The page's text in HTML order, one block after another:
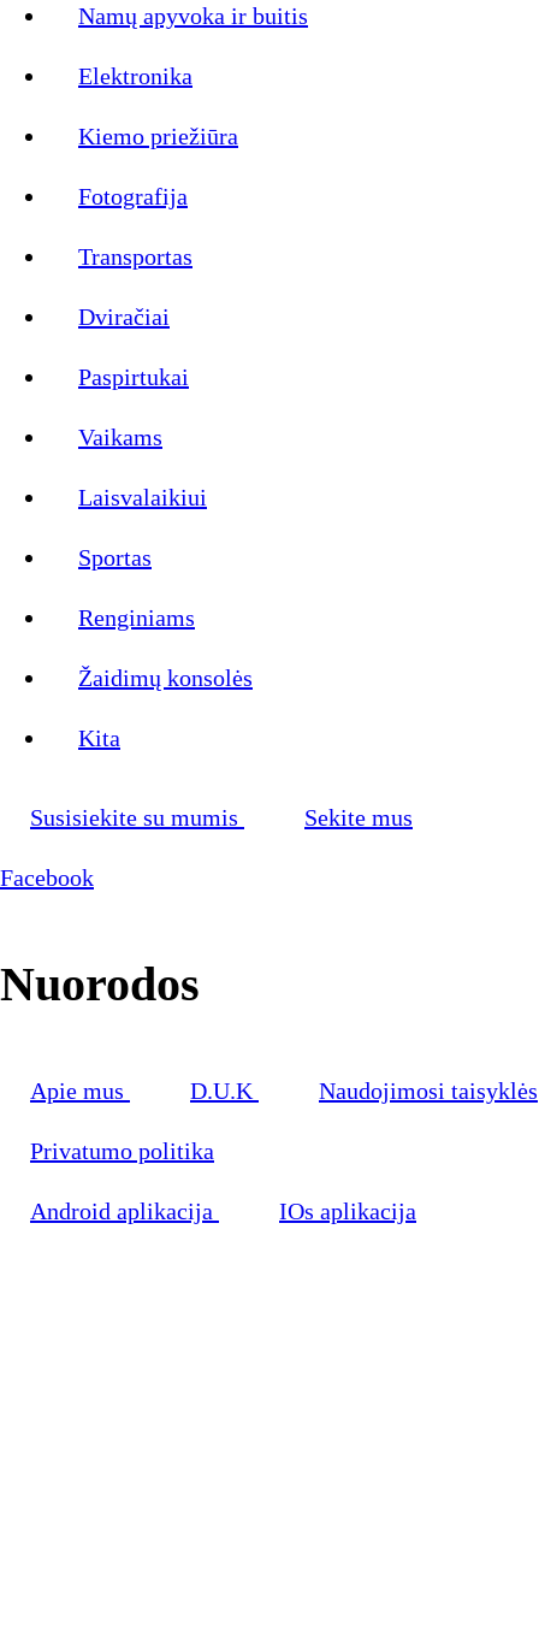
Namų apyvoka ir buitis
Elektronika
Kiemo priežiūra
Fotografija
Transportas
Dviračiai
Paspirtukai
Vaikams
Laisvalaikiui
Sportas
Renginiams
Žaidimų konsolės
Kita
Susisiekite su mumis Sekite mus
Facebook
Nuorodos
Apie mus D.U.K Naudojimosi taisyklės
Privatumo politika
Android aplikacija IOs aplikacija